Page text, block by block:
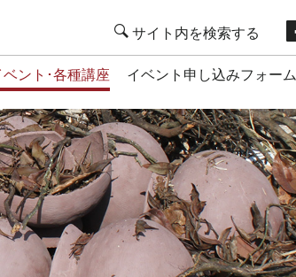
ベント･各種講座 イベント申し込みフォーム